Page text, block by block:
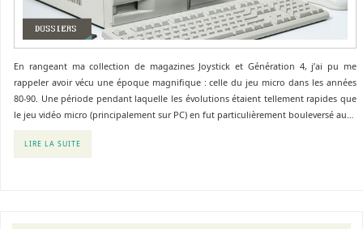
En rangeant ma collection de magazines Joystick et Génération 4, j’ai pu me
rappeler avoir vécu une époque magnifique : celle du jeu micro dans les années
80-90. Une période pendant laquelle les évolutions étaient tellement rapides que
le jeu vidéo micro (principalement sur PC) en fut particulièrement bouleversé au…
LIRE LA SUITE